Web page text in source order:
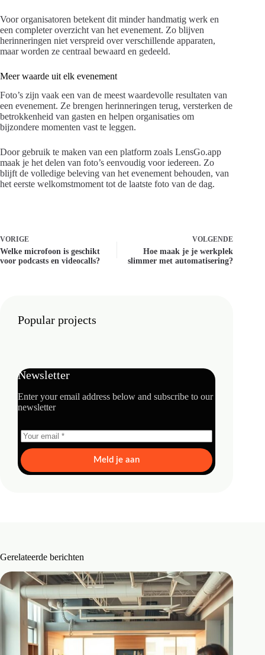
Voor organisatoren betekent dit minder handmatig werk en
een completer overzicht van het evenement. Zo blijven
herinneringen niet verspreid over verschillende apparaten,
maar worden ze centraal bewaard en gedeeld.
Meer waarde uit elk evenement
Foto’s zijn vaak een van de meest waardevolle resultaten van
een evenement. Ze brengen herinneringen terug, versterken de
betrokkenheid van gasten en helpen organisaties om
bijzondere momenten vast te leggen.
Door gebruik te maken van een platform zoals LensGo.app
maak je het delen van foto’s eenvoudig voor iedereen. Zo
blijft de volledige beleving van het evenement behouden, van
het eerste welkomstmoment tot de laatste foto van de dag.
VORIGE
Welke microfoon is geschikt
voor podcasts en videocalls?
VOLGENDE
Hoe maak je je werkplek
slimmer met automatisering?
Popular projects
Newsletter
Enter your email address below and subscribe to our
newsletter
Meld je aan
Gerelateerde berichten